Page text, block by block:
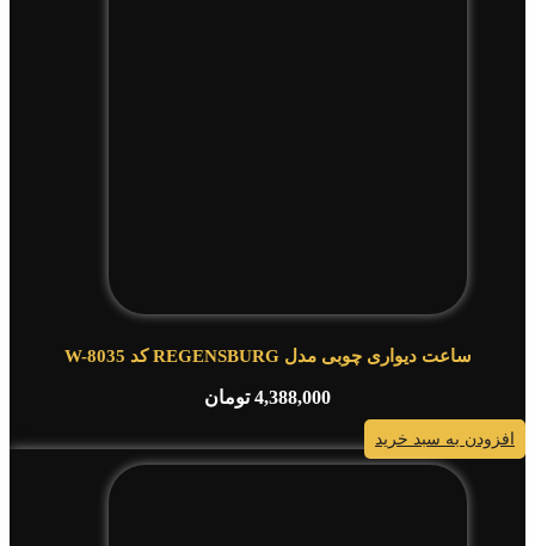
ساعت دیواری چوبی مدل REGENSBURG کد W-8035
4,388,000 تومان
افزودن به سبد خرید